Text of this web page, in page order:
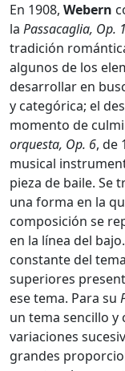
En 1908, Webern
la Passacaglia, Op.
tradición
algunos de los
desarrollar en
y categórica; el
momento de
orquesta, Op. 6, de
musical
pieza de baile. Se
una forma en la
composición se
en la línea del
constante del
superiores
ese tema. Para su
un tema sencillo y
variaciones
grandes